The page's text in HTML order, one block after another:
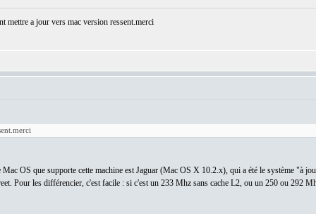
mettre a jour vers mac version ressent.merci
OS que supporte cette machine est Jaguar (Mac OS X 10.2.x), qui a été le système "à
Pour les différencier, c'est facile : si c'est un 233 Mhz sans cache L2, ou un 250 ou 292